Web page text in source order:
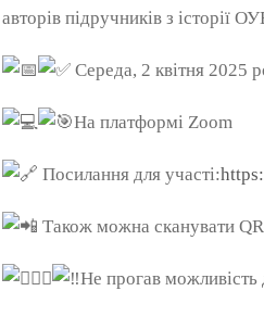
авторів підручників з історії
Середа, 2 квітня 2025
На платформі Zoom
Посилання для участі:
Також можна сканувати
Не прогав можливість